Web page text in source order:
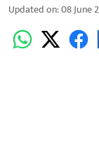
Updated on:08 June